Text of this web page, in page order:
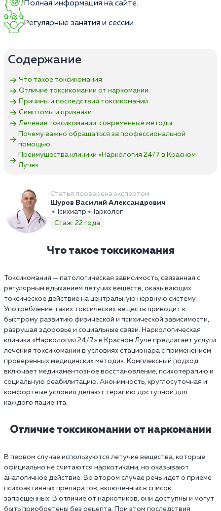
Полная информация на сайте.
Регулярные занятия и сессии.
Содержание
Что такое токсикомания
Отличие токсикомании от наркомании
Причины и последствия токсикомании
Симптомы и признаки
Лечение токсикомании: современные методы
Почему важно обращаться за профессиональной
помощью
Преимущества клиники «Наркология 24/7 в Красном
Луче»
Статья проверена экспертом
Шуров Василий Александрович
Психиатр
Нарколог
Стаж: 22 года
Что такое токсикомания
Токсикомания — патологическая зависимость, связанная с
регулярным вдыханием летучих веществ, оказывающих
токсическое действие на центральную нервную систему.
Употребление таких токсических веществ приводит к
быстрому развитию физической и психической зависимости,
разрушая здоровье и социальные связи. Наркологическая
клиника «Наркология 24/7» в Красном Луче предлагает услуги
лечения токсикомании в условиях стационара с применением
проверенных медицинских методик. Комплексный подход
включает медикаментозное восстановление, психотерапию и
социальную реабилитацию. Анонимность, круглосуточная и
комфортные условия делают терапию доступной для
каждого пациента.
Отличие токсикомании от наркомании
В первом случае используются летучие вещества, которые
официально не считаются наркотиками, но оказывают
аналогичное действие. Во втором случае речь идет о приеме
психоактивных препаратов, включенных в список
запрещенных. В отличие от наркотиков, они доступны и могут
быть приобретены без рецепта. При этом последствия